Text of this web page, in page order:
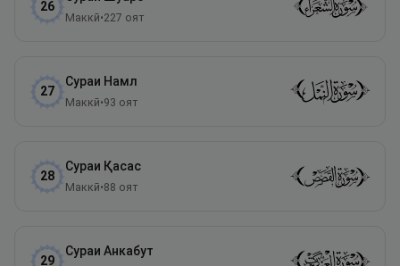
26
Маккӣ•227 оят
27
Сураи Намл
Маккӣ•93 оят
28
Сураи Қасас
Маккӣ•88 оят
29
Сураи Анкабут